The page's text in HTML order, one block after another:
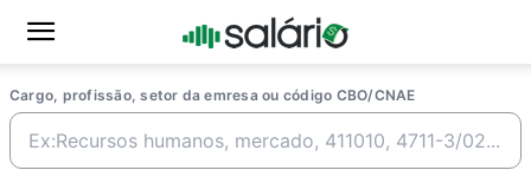
Cargo, profissão, setor da emresa ou código CBO/CNAE